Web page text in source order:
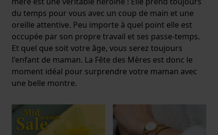
du temps pour vous avec un coup de main et une
oreille attentive. Peu importe à quel point elle est
occupée par son propre travail et ses passe-temps.
Et quel que soit votre âge, vous serez toujours
l'enfant de maman. La Fête des Mères est donc le
moment idéal pour surprendre votre maman avec
une belle montre.